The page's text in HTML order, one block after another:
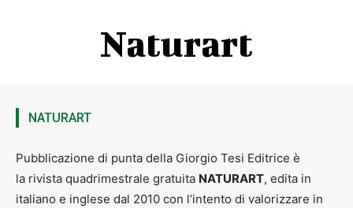
Naturart
NATURART
Pubblicazione di punta della Giorgio Tesi Editrice è
la rivista quadrimestrale gratuita NATURART, edita in
italiano e inglese dal 2010 con l’intento di valorizzare in